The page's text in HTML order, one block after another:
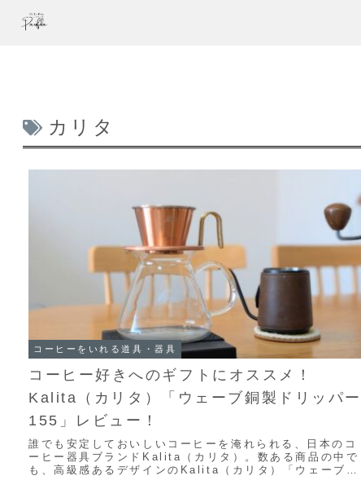
カリタ
コーヒーをいれる道具・器具
コーヒー好きへのギフトにオススメ！
Kalita（カリタ）「ウェーブ銅製ドリッパー
155」レビュー！
誰でも安定しておいしいコーヒーを淹れられる、日本のコ
ーヒー器具ブランドKalita（カリタ）。数ある商品の中で
も、高級感あるデザインのKalita（カリタ）「ウェーブ銅